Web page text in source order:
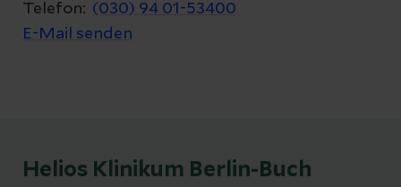
Telefon: (030) 94 01-53400
E-Mail senden
Helios Klinikum Berlin-Buch